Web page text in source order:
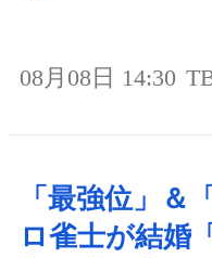
08月08日 14:30
「最強位」＆
ロ雀士が結婚